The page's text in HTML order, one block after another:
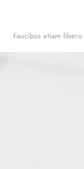
Faucibus etiam libero